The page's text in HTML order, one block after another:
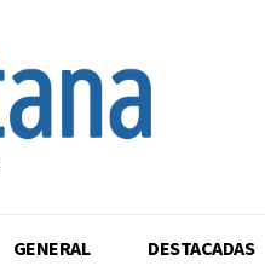
GENERAL DESTACADAS